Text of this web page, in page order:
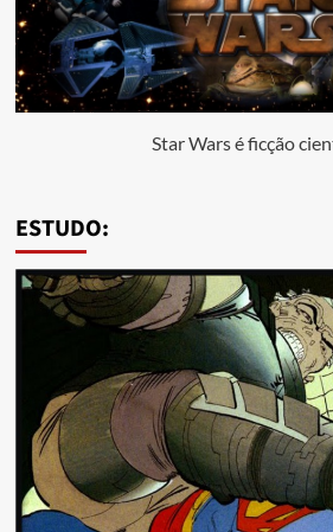
Star Wars é ficção
ESTUDO: